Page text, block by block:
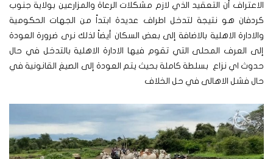
الاعتراف أن التعقيد الذي لازم مشكلات الرعاة والمزارعين بولاية جنوب
كردفان هو نتيجة لتدخل اطراف عديدة ابتداً من الجهات الحكومية
والادارة الاهلية بالاضافة إلى بعض السكان أيضاً لذلك نرى ضرورة العودة
إلى العرف المحلى التي تقوم فيها الادارة الاهلية بالتدخل في حال
حدوث اي نزاع بسلطة كاملة بحيث يتم العودة إلى الصيغ القانونية في
حال فشل الاهالى في حل الخلاف